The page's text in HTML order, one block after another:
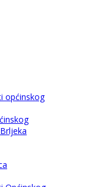
općinskog